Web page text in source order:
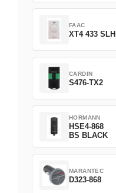
FAAC
XT4 433 SLH
CARDIN
S476-TX2
HORMANN
HSE4-868
BS BLACK
MARANTEC
D323-868